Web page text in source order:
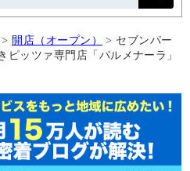
> 開店（オープン） > セブンパー
ピッツァ専門店「パルメナーラ」